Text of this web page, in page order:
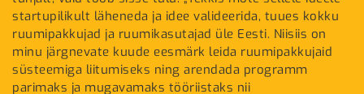
startupilikult läheneda ja idee valideerida, tuues kokku
ruumipakkujad ja ruumikasutajad üle Eesti. Niisiis on
minu järgnevate kuude eesmärk leida ruumipakkujaid
süsteemiga liitumiseks ning arendada programm
parimaks ja mugavamaks tööriistaks nii